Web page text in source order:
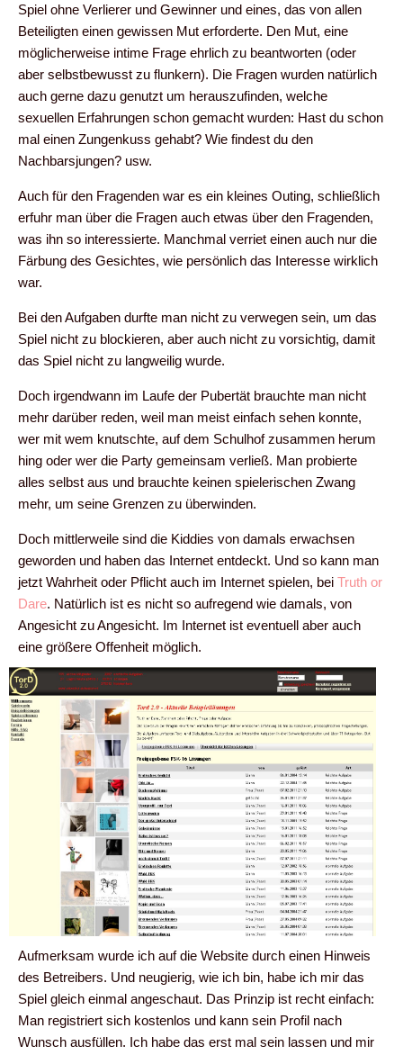
Spiel ohne Verlierer und Gewinner und eines, das von allen
Beteiligten einen gewissen Mut erforderte. Den Mut, eine
möglicherweise intime Frage ehrlich zu beantworten (oder
aber selbstbewusst zu flunkern). Die Fragen wurden natürlich
auch gerne dazu genutzt um herauszufinden, welche
sexuellen Erfahrungen schon gemacht wurden: Hast du schon
mal einen Zungenkuss gehabt? Wie findest du den
Nachbarsjungen? usw.
Auch für den Fragenden war es ein kleines Outing, schließlich
erfuhr man über die Fragen auch etwas über den Fragenden,
was ihn so interessierte. Manchmal verriet einen auch nur die
Färbung des Gesichtes, wie persönlich das Interesse wirklich
war.
Bei den Aufgaben durfte man nicht zu verwegen sein, um das
Spiel nicht zu blockieren, aber auch nicht zu vorsichtig, damit
das Spiel nicht zu langweilig wurde.
Doch irgendwann im Laufe der Pubertät brauchte man nicht
mehr darüber reden, weil man meist einfach sehen konnte,
wer mit wem knutschte, auf dem Schulhof zusammen herum
hing oder wer die Party gemeinsam verließ. Man probierte
alles selbst aus und brauchte keinen spielerischen Zwang
mehr, um seine Grenzen zu überwinden.
Doch mittlerweile sind die Kiddies von damals erwachsen
geworden und haben das Internet entdeckt. Und so kann man
jetzt Wahrheit oder Pflicht auch im Internet spielen, bei Truth or
Dare. Natürlich ist es nicht so aufregend wie damals, von
Angesicht zu Angesicht. Im Internet ist eventuell aber auch
eine größere Offenheit möglich.
Aufmerksam wurde ich auf die Website durch einen Hinweis
des Betreibers. Und neugierig, wie ich bin, habe ich mir das
Spiel gleich einmal angeschaut. Das Prinzip ist recht einfach:
Man registriert sich kostenlos und kann sein Profil nach
Wunsch ausfüllen. Ich habe das erst mal sein lassen und mir